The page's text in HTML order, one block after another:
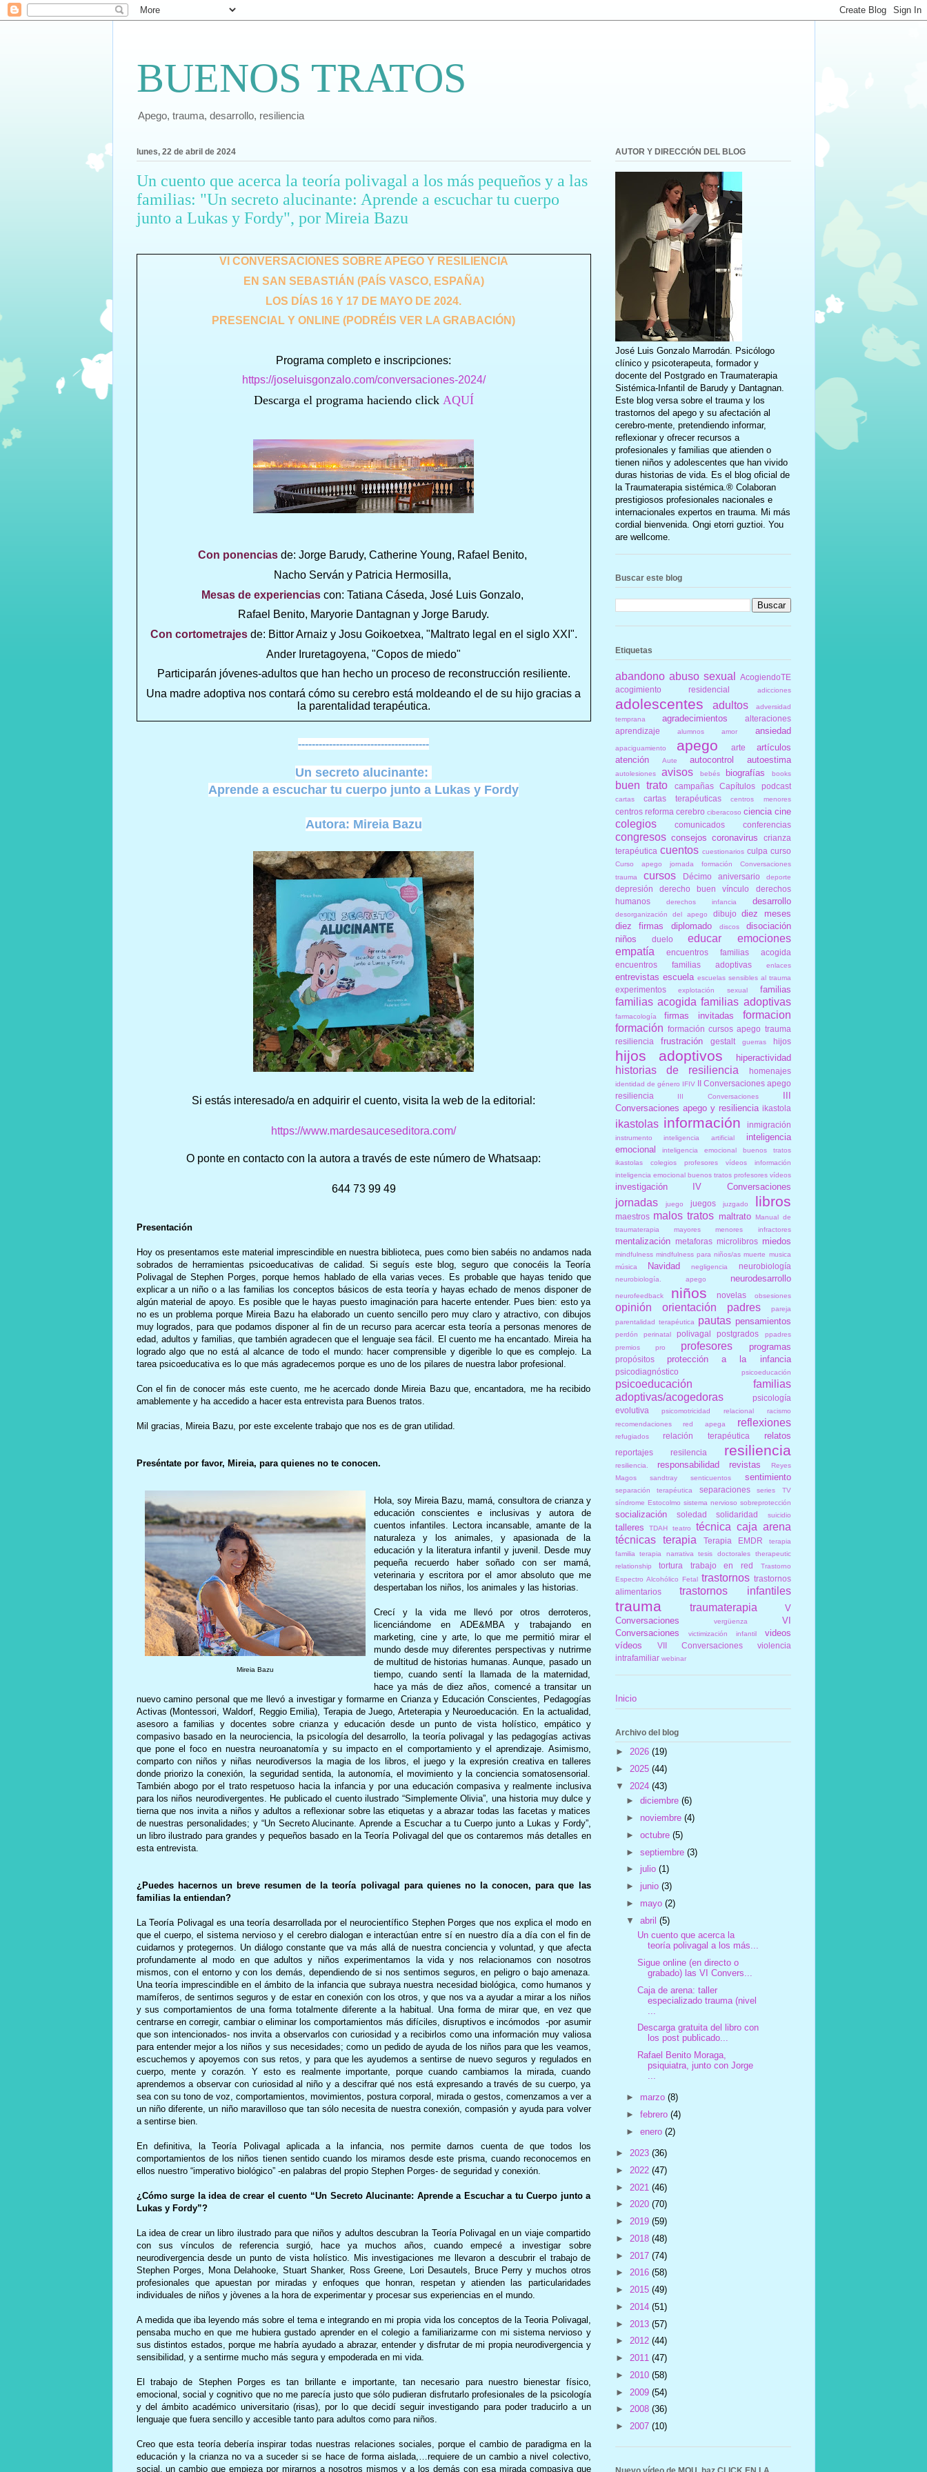
BUENOS TRATOS
Apego, trauma, desarrollo, resiliencia
lunes, 22 de abril de 2024
Un cuento que acerca la teoría polivagal a los más pequeños y a las
familias: "Un secreto alucinante: Aprende a escuchar tu cuerpo
junto a Lukas y Fordy", por Mireia Bazu
VI CONVERSACIONES SOBRE APEGO Y RESILIENCIA
EN SAN SEBASTIÁN (PAÍS VASCO, ESPAÑA)
LOS DÍAS 16 Y 17 DE MAYO DE 2024.
PRESENCIAL Y ONLINE (PODRÉIS VER LA GRABACIÓN)
Programa completo e inscripciones:
https://joseluisgonzalo.com/conversaciones-2024/
Descarga el programa haciendo click AQUÍ
Con ponenciasde: Jorge Barudy, Catherine Young, Rafael Benito,
Nacho Serván y Patricia Hermosilla,
Mesas de experienciascon: Tatiana Cáseda, José Luis Gonzalo,
Rafael Benito, Maryorie Dantagnan y Jorge Barudy.
Con cortometrajesde: Bittor Arnaiz y Josu Goikoetxea, "Maltrato legal en el siglo XXI".
Ander Iruretagoyena, "Copos de miedo"
Participarán jóvenes-adultos que han hecho un proceso de reconstrucción resiliente.
Una madre adoptiva nos contará cómo su cerebro está moldeando el de su hijo gracias a
la parentalidad terapéutica.
--------------------------------------
Un secreto alucinante:
Aprende a escuchar tu cuerpo junto a Lukas y Fordy
Autora: Mireia Bazu
Si estás interesado/a en adquirir el cuento, visita la web de la editorial:
https://www.mardesauceseditora.com/
O ponte en contacto con la autora a través de este número de Whatsaap:
644 73 99 49
Presentación
Hoy os presentamos este material imprescindible en nuestra biblioteca, pues como bien sabéis no andamos nada
sobrados de herramientas psicoeducativas de calidad. Si seguís este blog, seguro que conocéis la Teoría
Polivagal de Stephen Porges, porque hemos hablado de ella varias veces. Es probable que hayas tenido que
explicar a un niño o a las familias los conceptos básicos de esta teoría y hayas echado de menos disponer de
algún material de apoyo. Es posible que le hayas puesto imaginación para hacerte entender. Pues bien: esto ya
no es un problema porque Mireia Bazu ha elaborado un cuento sencillo pero muy claro y atractivo, con dibujos
muy logrados, para que podamos disponer al fin de un recurso para acercar esta teoría a personas menores de
edad, adultos y familias, que también agradecen que el lenguaje sea fácil. El cuento me ha encantado. Mireia ha
logrado algo que no está al alcance de todo el mundo: hacer comprensible y digerible lo que es complejo. La
tarea psicoeducativa es lo que más agradecemos porque es uno de los pilares de nuestra labor profesional.
Con el fin de conocer más este cuento, me he acercado donde Mireia Bazu que, encantadora, me ha recibido
amablemente y ha accedido a hacer esta entrevista para Buenos tratos.
Mil gracias, Mireia Bazu, por este excelente trabajo que nos es de gran utilidad.
Preséntate por favor, Mireia, para quienes no te conocen.
Mireia Bazu
Hola, soy Mireia Bazu, mamá, consultora de crianza y
educación conscientes e inclusivas y autora de
cuentos infantiles. Lectora incansable, amante de la
naturaleza y los animales, y apasionada de la
educación y la literatura infantil y juvenil. Desde muy
pequeña recuerdo haber soñado con ser mamá,
veterinaria y escritora por el amor absoluto que me
despertaban los niños, los animales y las historias.
Crecí y la vida me llevó por otros derroteros,
licenciándome en ADE&MBA y trabajando en
marketing, cine y arte, lo que me permitió mirar el
mundo desde muy diferentes perspectivas y nutrirme
de multitud de historias humanas. Aunque, pasado un
tiempo, cuando sentí la llamada de la maternidad,
hace ya más de diez años, comencé a transitar un
nuevo camino personal que me llevó a investigar y formarme en Crianza y Educación Conscientes, Pedagogías
Activas (Montessori, Waldorf, Reggio Emilia), Terapia de Juego, Arteterapia y Neuroeducación. En la actualidad,
asesoro a familias y docentes sobre crianza y educación desde un punto de vista holístico, empático y
compasivo basado en la neurociencia, la psicología del desarrollo, la teoría polivagal y las pedagogías activas
que pone el foco en nuestra neuroanatomía y su impacto en el comportamiento y el aprendizaje. Asimismo,
comparto con niños y niñas neurodiversos la magia de los libros, el juego y la expresión creativa en talleres
donde priorizo la conexión, la seguridad sentida, la autonomía, el movimiento y la conciencia somatosensorial.
También abogo por el trato respetuoso hacia la infancia y por una educación compasiva y realmente inclusiva
para los niños neurodivergentes. He publicado el cuento ilustrado “Simplemente Olivia”, una historia muy dulce y
tierna que nos invita a niños y adultos a reflexionar sobre las etiquetas y a abrazar todas las facetas y matices
de nuestras personalidades; y “Un Secreto Alucinante. Aprende a Escuchar a tu Cuerpo junto a Lukas y Fordy”,
un libro ilustrado para grandes y pequeños basado en la Teoría Polivagal del que os contaremos más detalles en
esta entrevista.
¿Puedes hacernos un breve resumen de la teoría polivagal para quienes no la conocen, para que las
familias la entiendan?
La Teoría Polivagal es una teoría desarrollada por el neurocientífico Stephen Porges que nos explica el modo en
que el cuerpo, el sistema nervioso y el cerebro dialogan e interactúan entre sí en nuestro día a día con el fin de
cuidarnos y protegernos. Un diálogo constante que va más allá de nuestra conciencia y voluntad, y que afecta
profundamente al modo en que adultos y niños experimentamos la vida y nos relacionamos con nosotros
mismos, con el entorno y con los demás, dependiendo de si nos sentimos seguros, en peligro o bajo amenaza.
Una teoría imprescindible en el ámbito de la infancia que subraya nuestra necesidad biológica, como humanos y
mamíferos, de sentirnos seguros y de estar en conexión con los otros, y que nos va a ayudar a mirar a los niños
y sus comportamientos de una forma totalmente diferente a la habitual. Una forma de mirar que, en vez que
centrarse en corregir, cambiar o eliminar los comportamientos más difíciles, disruptivos e incómodos -por asumir
que son intencionados- nos invita a observarlos con curiosidad y a recibirlos como una información muy valiosa
para entender mejor a los niños y sus necesidades; como un pedido de ayuda de los niños para que les veamos,
escuchemos y apoyemos con sus retos, y para que les ayudemos a sentirse de nuevo seguros y regulados en
cuerpo, mente y corazón. Y esto es realmente importante, porque cuando cambiamos la mirada, cuando
aprendemos a observar con curiosidad al niño y a descifrar qué nos está expresando a través de su cuerpo, ya
sea con su tono de voz, comportamientos, movimientos, postura corporal, mirada o gestos, comenzamos a ver a
un niño diferente, un niño maravilloso que tan sólo necesita de nuestra conexión, compasión y ayuda para volver
a sentirse bien.
En definitiva, la Teoría Polivagal aplicada a la infancia, nos permite darnos cuenta de que todos los
comportamientos de los niños tienen sentido cuando los miramos desde este prisma, cuando reconocemos en
ellos nuestro “imperativo biológico” -en palabras del propio Stephen Porges- de seguridad y conexión.
¿Cómo surge la idea de crear el cuento “Un Secreto Alucinante: Aprende a Escuchar a tu Cuerpo junto a
Lukas y Fordy”?
La idea de crear un libro ilustrado para que niños y adultos descubran la Teoría Polivagal en un viaje compartido
con sus vínculos de referencia surgió, hace ya muchos años, cuando empecé a investigar sobre
neurodivergencia desde un punto de vista holístico. Mis investigaciones me llevaron a descubrir el trabajo de
Stephen Porges, Mona Delahooke, Stuart Shanker, Ross Greene, Lori Desautels, Bruce Perry y muchos otros
profesionales que apuestan por miradas y enfoques que honran, respetan y atienden las particularidades
individuales de niños y jòvenes a la hora de experimentar y procesar sus experiencias en el mundo.
A medida que iba leyendo más sobre el tema e integrando en mi propia vida los conceptos de la Teoria Polivagal,
pensaba mucho en que me hubiera gustado aprender en el colegio a familiarizarme con mi sistema nervioso y
sus distintos estados, porque me habría ayudado a abrazar, entender y disfrutar de mi propia neurodivergencia y
sensibilidad, y a sentirme mucho más segura y empoderada en mi vida.
El trabajo de Stephen Porges es tan brillante e importante, tan necesario para nuestro bienestar físico,
emocional, social y cognitivo que no me parecía justo que sólo pudieran disfrutarlo profesionales de la psicología
y del ámbito académico universitario (risas), por lo que decidí seguir investigando para poder traducirlo a un
lenguaje que fuera sencillo y accesible tanto para adultos como para niños.
Creo que esta teoría debería inspirar todas nuestras relaciones sociales, porque el cambio de paradigma en la
educación y la crianza no va a suceder si se hace de forma aislada,…requiere de un cambio a nivel colectivo,
social, un cambio que empieza por mirarnos a nosotros mismos y a los demás con esa mirada compasiva que
AUTOR Y DIRECCIÓN DEL BLOG
José Luis Gonzalo Marrodán. Psicólogo
clínico y psicoterapeuta, formador y
docente del Postgrado en Traumaterapia
Sistémica-Infantil de Barudy y Dantagnan.
Este blog versa sobre el trauma y los
trastornos del apego y su afectación al
cerebro-mente, pretendiendo informar,
reflexionar y ofrecer recursos a
profesionales y familias que atienden o
tienen niños y adolescentes que han vivido
duras historias de vida. Es el blog oficial de
la Traumaterapia sistémica.® Colaboran
prestigiosos profesionales nacionales e
internacionales expertos en trauma. Mi más
cordial bienvenida. Ongi etorri guztioi. You
are wellcome.
Buscar este blog
Etiquetas
abandono abuso sexual
AcogiendoTE
acogimiento residencial
adicciones
adolescentes adultos
adversidad
temprana
agradecimientos
alteraciones
aprendizaje
alumnos amor ansiedad
apaciguamiento apego arte
artículos
atención
Aute autocontrol autoestima
autolesiones avisos bebés biografías books
buen trato campañas Capítulos podcast
cartas cartas terapéuticas centros menores
centros reforma cerebro ciberacoso ciencia cine
colegios comunicados conferencias
congresos consejos coronavirus
crianza
terapéutica cuentos cuestionarios culpa curso
Curso apego jornada formación Conversaciones
trauma
cursos Décimo aniversario deporte
depresión derecho buen vínculo
derechos
humanos
derechos infancia desarrollo
desorganización del apego dibujo diez meses
diez firmas
diplomado discos
disociación
niños
duelo educar
emociones
empatía
encuentros familias acogida
encuentros familias adoptivas
enlaces
entrevistas escuela escuelas sensibles al trauma
experimentos explotación sexual familias
familias acogida familias adoptivas
farmacología firmas invitadas
formacion
formación formación cursos apego trauma
resiliencia
frustración gestalt guerras hijos
hijos adoptivos hiperactividad
historias de resiliencia homenajes
identidad de género IFIV II Conversaciones apego
resiliencia
III Conversaciones
III
Conversaciones apego y resiliencia ikastola
ikastolas información inmigración
instrumento inteligencia artificial
inteligencia
emocional
inteligencia emocional buenos tratos
ikastolas colegios profesores vídeos información
inteligencia emocional buenos tratos profesores vídeos
investigación IV Conversaciones
jornadas juego juegos juzgado libros
maestros malos tratos maltrato Manual de
traumaterapia
mayores menores infractores
mentalización metaforas microlibros miedos
mindfulness mindfulness para niños/as muerte musica
música
Navidad negligencia neurobiología
neurobiología. apego neurodesarrollo
neurofeedback niños novelas obsesiones
opinión orientación padres
pareja
parentalidad terapéutica
pautas pensamientos
perdón perinatal polivagal postgrados
ppadres
premios
pro profesores programas
propósitos protección a la infancia
psicodiagnóstico psicoeducación
psicoeducación familias
adoptivas/acogedoras
psicología
evolutiva
psicomotricidad relacional
racismo
recomendaciones
red apega reflexiones
refugiados relación terapéutica relatos
reportajes resilencia resiliencia
resiliencia. responsabilidad revistas
Reyes
Magos
sandtray senticuentos sentimiento
separación terapéutica separaciones
series TV
síndrome Estocolmo sistema nervioso sobreprotección
socialización soledad solidaridad suicidio
talleres TDAH teatro
técnica caja arena
técnicas
terapia Terapia EMDR
terapia
familia
terapia narrativa tesis doctorales
therapeutic
relationship
tortura trabajo en red
Trastorno
Espectro Alcohólico Fetal trastornos trastornos
alimentarios
trastornos infantiles
trauma traumaterapia
V
Conversaciones
vergüenza
VI
Conversaciones
victimización infantil
videos
vídeos
VII Conversaciones
violencia
intrafamiliar webinar
Inicio
Archivo del blog
► 2026 (19)
► 2025 (44)
▼ 2024 (43)
►diciembre(6)
► noviembre(4)
►octubre(5)
►septiembre(3)
►julio(1)
►junio(3)
► mayo(2)
▼abril(5)
Un cuento que acerca la
teoría polivagal a los más...
Sigue online (en directo o
grabado) las VI Convers...
Caja de arena: taller
especializado trauma (nivel
Descarga gratuita del libro con
los post publicado...
Rafael Benito Moraga,
psiquiatra, junto con Jorge
...
► marzo(8)
►febrero(4)
►enero(2)
► 2023 (36)
► 2022 (47)
► 2021 (46)
► 2020 (70)
► 2019 (59)
► 2018 (48)
► 2017 (74)
► 2016 (58)
► 2015 (49)
► 2014 (51)
► 2013 (57)
► 2012 (44)
► 2011 (47)
► 2010 (58)
► 2009 (54)
► 2008 (36)
► 2007 (10)